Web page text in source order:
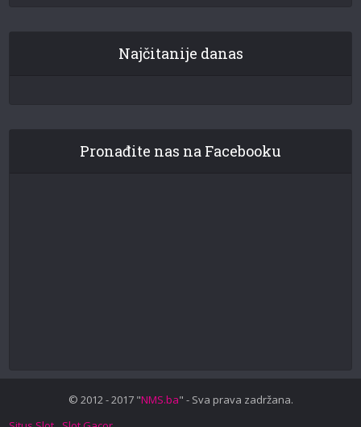
Najčitanije danas
Pronađite nas na Facebooku
© 2012 - 2017 "NMS.ba" - Sva prava zadržana.